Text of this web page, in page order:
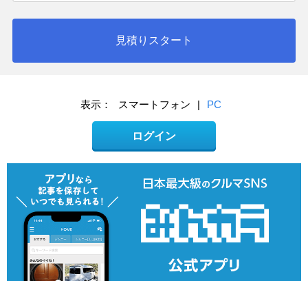
見積りスタート
表示： スマートフォン | PC
ログイン